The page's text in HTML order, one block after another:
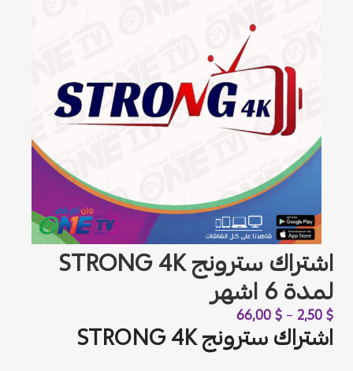
اشتراك سترونج STRONG 4K
لمدة 6 اشهر
2,50$
–
66,00$
اشتراك سترونج STRONG 4K